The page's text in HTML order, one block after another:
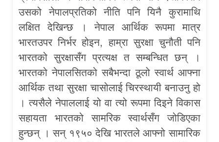
उसको नेपालप्रतिको नीति पनि यिनै कुरामाथि
लक्षित देखिन्छ । नेपाल आर्थिक रूपमा मात्र
भारतउपर निर्भर होइन, हाम्रा सुरक्षा चुनौती पनि
भारतको सुरक्षासँग प्रत्यक्ष त सम्बन्धित छन् ।
भारतको नेपालसितको सबैभन्दा ठूलो स्वार्थ आफ्ना
आर्थिक तथा सुरक्षा चासोलाई चिरस्थायी बनाउनु हो
। त्यसैले नेपाललाई यो वा त्यो रूपमा दिइने विकास
सहायता भारतको सामरिक स्वार्थसँग जोडिएका
हुन्छन् । सन् १९५० देखि भारतले आफ्नो सामारिक